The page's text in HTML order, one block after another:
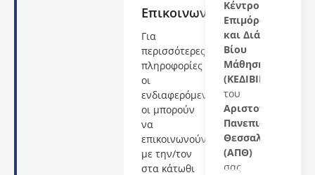
Επικοινωνία
Για
περισσότερες
πληροφορίες
οι
ενδιαφερόμενες/
οι μπορούν
να
επικοινωνούν
με την/τον
στα κάτωθι
Κέντρο
Επιμόρφωσης
και Διά
Βίου
Μάθησης
(ΚΕΔΙΒΙΜ)
του
Αριστοτελείου
Πανεπιστημίου
Θεσσαλονίκης
(ΑΠΘ)
σας